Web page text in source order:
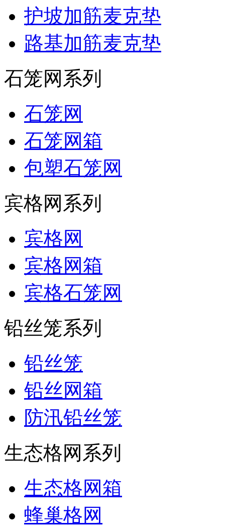
护坡加筋麦克垫
路基加筋麦克垫
石笼网系列
石笼网
石笼网箱
包塑石笼网
宾格网系列
宾格网
宾格网箱
宾格石笼网
铅丝笼系列
铅丝笼
铅丝网箱
防汛铅丝笼
生态格网系列
生态格网箱
蜂巢格网